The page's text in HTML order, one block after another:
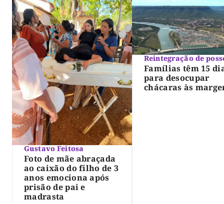
Gustavo Feitosa
Foto de mãe abraçada
ao caixão do filho de 3
anos emociona após
prisão de pai e
madrasta
Reintegração de
Famílias têm 15
para desocupar
chácaras às